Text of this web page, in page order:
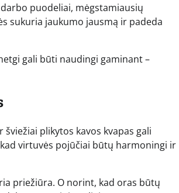
puodeliai, mėgstamiausių
sukuria jaukumo jausmą ir padeda
gali būti naudingi gaminant –
plikytos kavos kvapas gali
virtuvės pojūčiai būtų harmoningi ir
priežiūra. O norint, kad oras būtų